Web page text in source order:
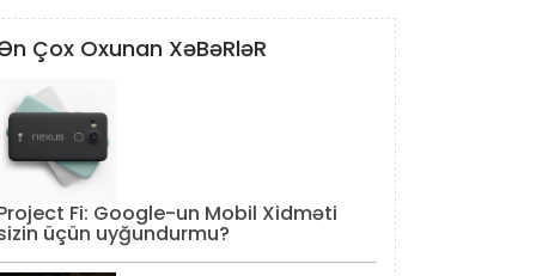
Çox Oxunan XəBəRləR
Fi: Google-un Mobil Xidməti
üçün uyğundurmu?